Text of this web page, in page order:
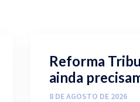
Reforma
ainda
8 DE AGOSTO DE 2026